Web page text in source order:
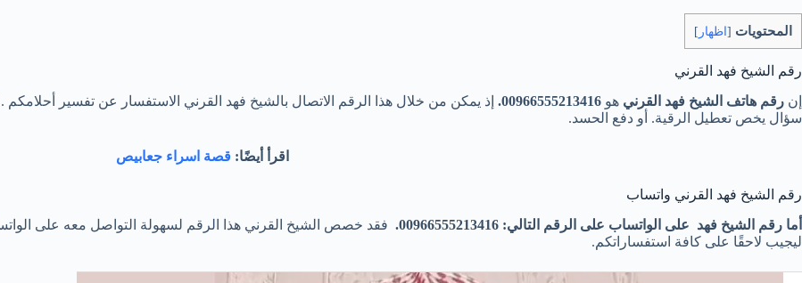
المحتويات [ اظهار ]
رقم الشيخ فهد القرني
إن رقم هاتف الشيخ فهد القرني هو 00966555213416.
إذ يمكن من خلال هذا الرقم الاتصال بالشيخ فهد القرني الاستفسار عن تفسير
سؤال يخص تعطيل الرقية. أو دفع الحسد.
اقرأ أيضًا: قصة اسراء جعابيص
رقم الشيخ فهد القرني واتساب
أما رقم الشيخ فهد على الواتساب على الرقم التالي: 00966555213416.
فقد خصص الشيخ القرني هذا الرقم لسهولة التواصل معه على
ليجيب لاحقًا على كافة استفساراتكم.